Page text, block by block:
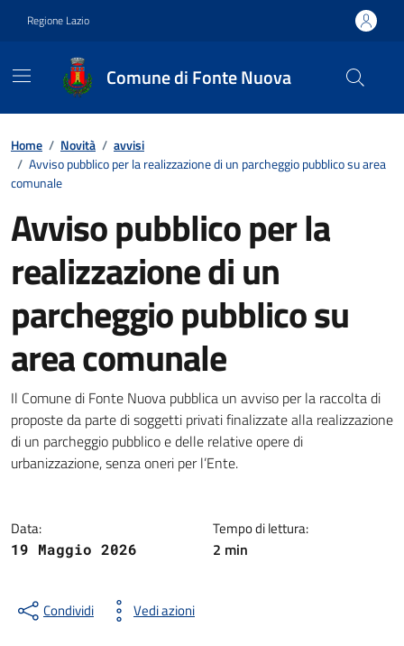
Regione Lazio
Comune di Fonte Nuova
Contenuti in evidenza
Home / Novità / avvisi
/ Avviso pubblico per la realizzazione di un parcheggio pubblico su area
comunale
Avviso pubblico per la
realizzazione di un
parcheggio pubblico su
area comunale
Dettagli della notizia
Il Comune di Fonte Nuova pubblica un avviso per la raccolta di
proposte da parte di soggetti privati finalizzate alla realizzazione
di un parcheggio pubblico e delle relative opere di
urbanizzazione, senza oneri per l’Ente.
Data:
19 Maggio 2026
Tempo di lettura:
2 min
Condividi Vedi azioni